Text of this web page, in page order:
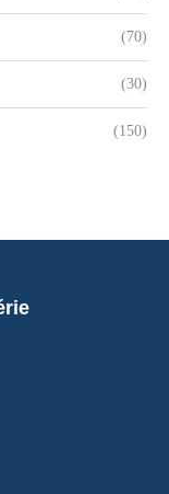
(70)
(30)
(150)